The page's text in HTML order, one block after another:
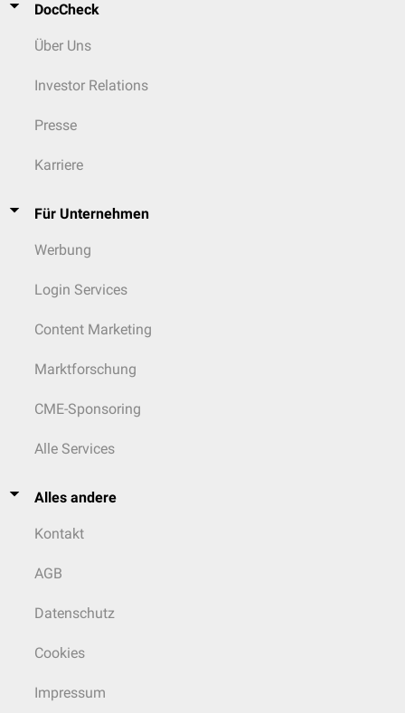
DocCheck
Über Uns
Investor Relations
Presse
Karriere
Für Unternehmen
Werbung
Login Services
Content Marketing
Marktforschung
CME-Sponsoring
Alle Services
Alles andere
Kontakt
AGB
Datenschutz
Cookies
Impressum